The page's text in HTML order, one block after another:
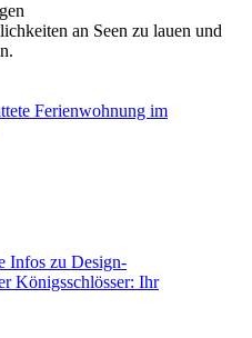
an Seen zu lauen und
Ferienwohnung im
Infos zu Design-
Königsschlösser: Ihr